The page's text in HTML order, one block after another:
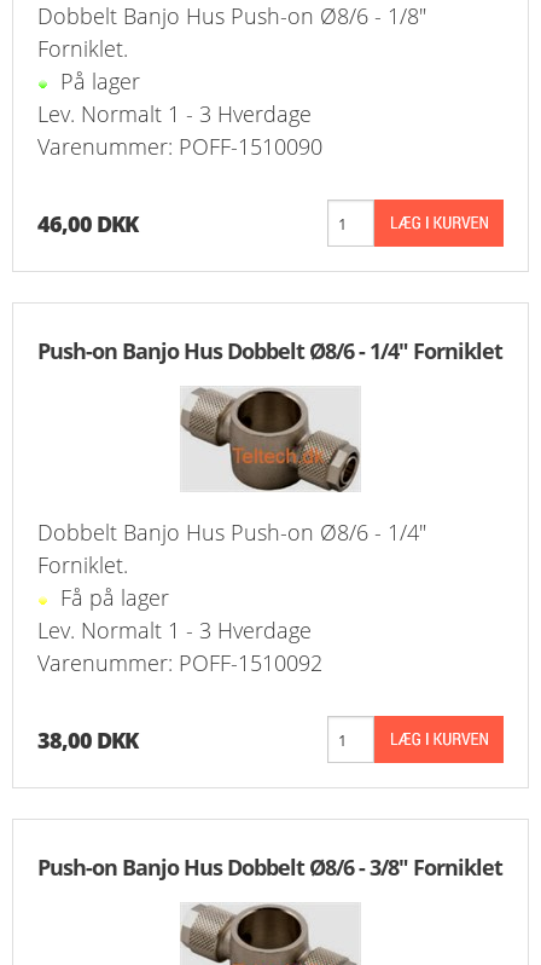
Dobbelt Banjo Hus Push-on Ø8/6 - 1/8"
Forniklet.
På lager
Lev. Normalt 1 - 3 Hverdage
Varenummer: POFF-1510090
46,00 DKK
Push-on Banjo Hus Dobbelt Ø8/6 - 1/4" Forniklet
Dobbelt Banjo Hus Push-on Ø8/6 - 1/4"
Forniklet.
Få på lager
Lev. Normalt 1 - 3 Hverdage
Varenummer: POFF-1510092
38,00 DKK
Push-on Banjo Hus Dobbelt Ø8/6 - 3/8" Forniklet